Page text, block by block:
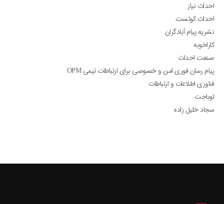
احداث نیاز
احداث کوئست
نشریه پیام آبادگران
کاراخوبه
صنعت احداث
پیام رسان فوری امن و خصوصی برای ارتباطات تیمی OPM
فناوری اطلاعات و ارتباطات
لوباجت
سجاد خلیل زاده